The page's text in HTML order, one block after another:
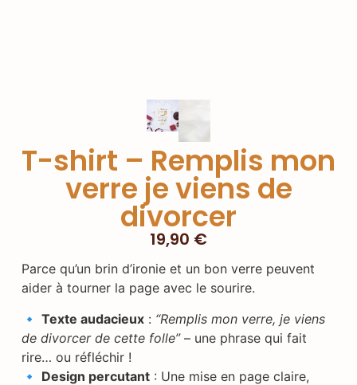
T-shirt – Remplis mon
verre je viens de
divorcer
19,90 €
Parce qu’un brin d’ironie et un bon verre peuvent
aider à tourner la page avec le sourire.
🔹 Texte audacieux: “Remplis mon verre, je viens
de divorcer de cette folle”– une phrase qui fait
rire… ou réfléchir !
🔹 Design percutant: Une mise en page claire,